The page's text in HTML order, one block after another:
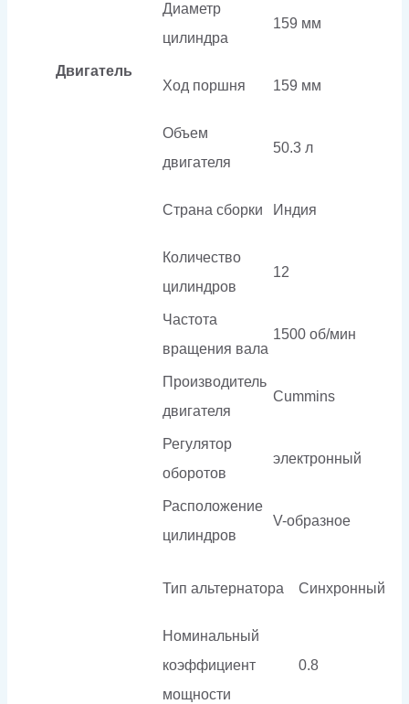
Двигатель
Диаметр
цилиндра
159 мм
Ход поршня 159 мм
Объем
двигателя
50.3 л
Страна сборки Индия
Количество
цилиндров
12
Частота
вращения вала
1500 об/мин
Производитель
двигателя
Cummins
Регулятор
оборотов
электронный
Расположение
цилиндров
V-образное
Тип альтернатора Синхронный
Номинальный
коэффициент
мощности
0.8